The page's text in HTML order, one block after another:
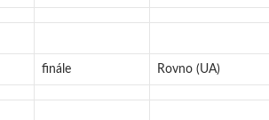
finále Rovno (UA)